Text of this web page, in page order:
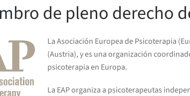
de pleno derecho
La Asociación Europea de Psicoterapia
(Austria), y es una organización
psicoterapia en Europa.
La EAP organiza a psicoterapeutas